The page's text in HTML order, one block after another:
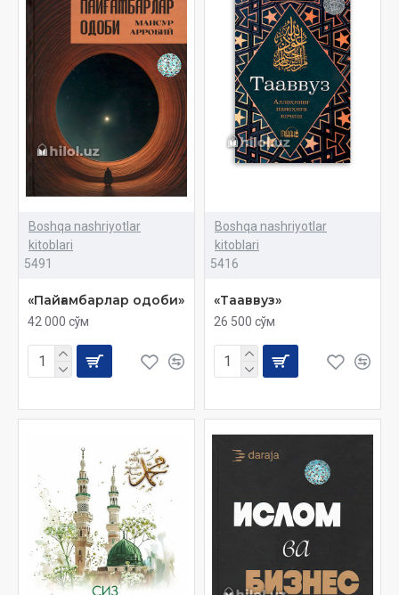
Boshqa nashriyotlar
kitoblari
5491
«Пайғамбарлар одоби»
42 000 сўм
Boshqa nashriyotlar
kitoblari
5416
«Тааввуз»
26 500 сўм